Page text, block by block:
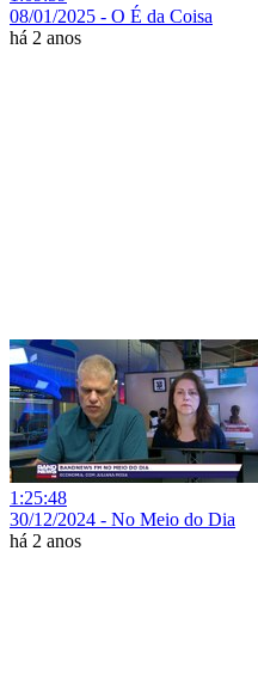
08/01/2025 - O É da Coisa
há 2 anos
1:25:48
30/12/2024 - No Meio do Dia
há 2 anos